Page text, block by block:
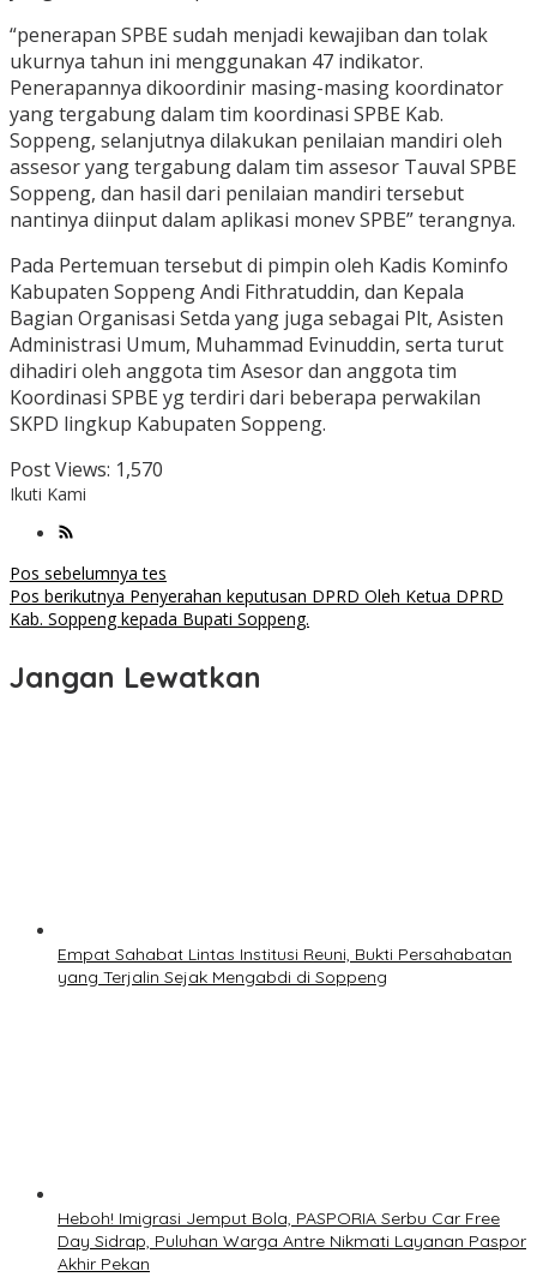
“penerapan SPBE sudah menjadi kewajiban dan tolak
ukurnya tahun ini menggunakan 47 indikator.
Penerapannya dikoordinir masing-masing koordinator
yang tergabung dalam tim koordinasi SPBE Kab.
Soppeng, selanjutnya dilakukan penilaian mandiri oleh
assesor yang tergabung dalam tim assesor Tauval SPBE
Soppeng, dan hasil dari penilaian mandiri tersebut
nantinya diinput dalam aplikasi monev SPBE” terangnya.
Pada Pertemuan tersebut di pimpin oleh Kadis Kominfo
Kabupaten Soppeng Andi Fithratuddin, dan Kepala
Bagian Organisasi Setda yang juga sebagai Plt, Asisten
Administrasi Umum, Muhammad Evinuddin, serta turut
dihadiri oleh anggota tim Asesor dan anggota tim
Koordinasi SPBE yg terdiri dari beberapa perwakilan
SKPD lingkup Kabupaten Soppeng.
Post Views: 1,570
Ikuti Kami
Navigasi
pos
Pos sebelumnya tes
Pos berikutnya Penyerahan keputusan DPRD Oleh Ketua DPRD
Kab. Soppeng kepada Bupati Soppeng.
Jangan Lewatkan
Empat Sahabat Lintas Institusi Reuni, Bukti Persahabatan
yang Terjalin Sejak Mengabdi di Soppeng
Heboh! Imigrasi Jemput Bola, PASPORIA Serbu Car Free
Day Sidrap, Puluhan Warga Antre Nikmati Layanan Paspor
Akhir Pekan